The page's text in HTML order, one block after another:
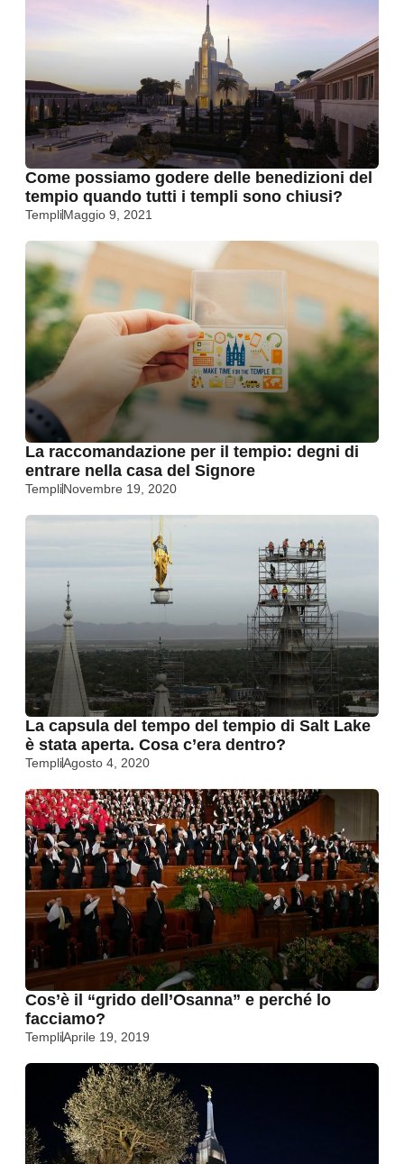
Come possiamo godere delle benedizioni del
tempio quando tutti i templi sono chiusi?
TempliMaggio 9, 2021
La raccomandazione per il tempio: degni di
entrare nella casa del Signore
TempliNovembre 19, 2020
La capsula del tempo del tempio di Salt Lake
è stata aperta. Cosa c’era dentro?
TempliAgosto 4, 2020
Cos’è il “grido dell’Osanna” e perché lo
facciamo?
TempliAprile 19, 2019